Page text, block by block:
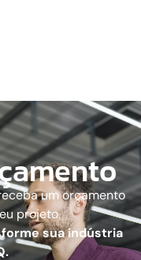
um orçamento
projeto.
sua indústria